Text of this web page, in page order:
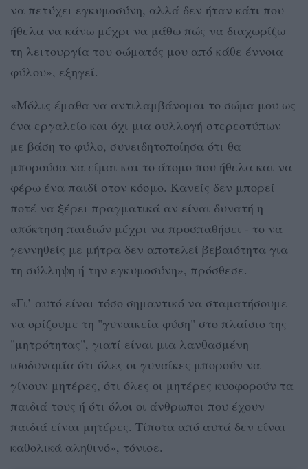
να πετύχει εγκυμοσύνη, αλλά δεν ήταν κάτι που
ήθελα να κάνω μέχρι να μάθω πώς να διαχωρίζω
τη λειτουργία του σώματός μου από κάθε έννοια
φύλου», εξηγεί.
«Μόλις έμαθα να αντιλαμβάνομαι το σώμα μου ως
ένα εργαλείο και όχι μια συλλογή στερεοτύπων
με βάση το φύλο, συνειδητοποίησα ότι θα
μπορούσα να είμαι και το άτομο που ήθελα και να
φέρω ένα παιδί στον κόσμο. Κανείς δεν μπορεί
ποτέ να ξέρει πραγματικά αν είναι δυνατή η
απόκτηση παιδιών μέχρι να προσπαθήσει - το να
γεννηθείς με μήτρα δεν αποτελεί βεβαιότητα για
τη σύλληψη ή την εγκυμοσύνη», πρόσθεσε.
«Γι’ αυτό είναι τόσο σημαντικό να σταματήσουμε
να ορίζουμε τη "γυναικεία φύση" στο πλαίσιο της
"μητρότητας", γιατί είναι μια λανθασμένη
ισοδυναμία ότι όλες οι γυναίκες μπορούν να
γίνουν μητέρες, ότι όλες οι μητέρες κυοφορούν τα
παιδιά τους ή ότι όλοι οι άνθρωποι που έχουν
παιδιά είναι μητέρες. Τίποτα από αυτά δεν είναι
καθολικά αληθινό», τόνισε.